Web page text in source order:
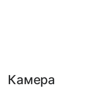
Камера